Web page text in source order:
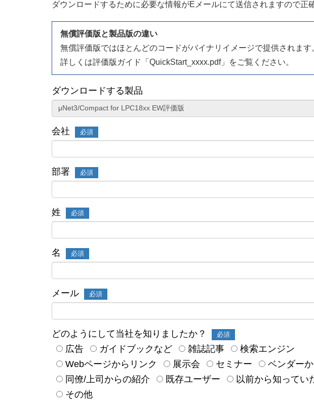
ダウンロードするために必要な情報がEメールにて送信されますので正
無償評価版と製品版の違い
無償評価版ではほとんどのコードがバイナリイメージで提供されま
詳しくは評価版ガイド「QuickStart_xxxx.pdf」をご覧ください。
ダウンロードする製品
会社 必須
部署 必須
姓 必須
名 必須
メール 必須
どのようにして当社を知りましたか？ 必須
広告 ガイドブックなど 雑誌記事
検索エンジン
Webページからリンク
展示会 セミナー
ベンダー
同僚/上司からの紹介
既存ユーザー
以前から知ってい
その他